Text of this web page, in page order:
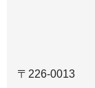
〒226-0013